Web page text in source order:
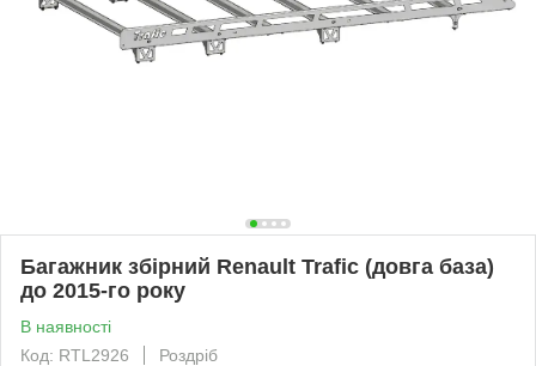
Багажник збірний Renault Trafic (довга база)
до 2015-го року
В наявності
Код: RTL2926
Роздріб